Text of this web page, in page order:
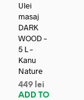
Ulei
masaj
DARK
WOOD –
5 L –
Kanu
Nature
449 lei
ADD TO